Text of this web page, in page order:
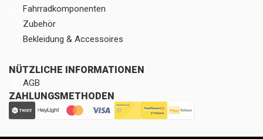
Fahrradkomponenten
Zubehör
Bekleidung & Accessoires
NÜTZLICHE INFORMATIONEN
AGB
ZAHLUNGSMETHODEN